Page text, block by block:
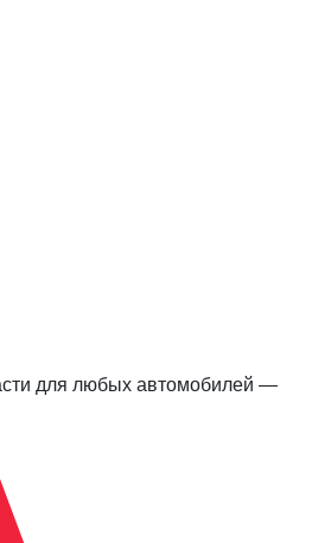
для любых автомобилей —